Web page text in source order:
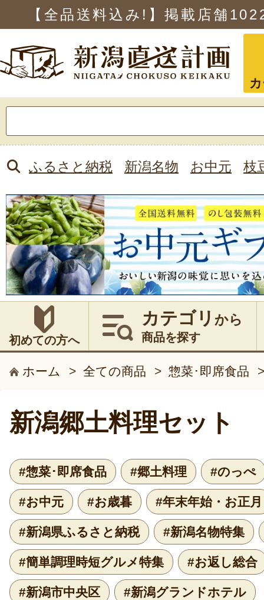
【全品送料込み!】掲載店舗
索:
ふるさと納税 新潟名物 お中元 枝
初めての方へ
カテゴリ から
商品を探す
ホーム > 全ての商品 > 惣菜･即席食品
新潟郷土料理セット
#惣菜･即席食品 #郷土料理 #のっぺ
#お中元 #お歳暮 #年末年始・お正月
#新潟県ふるさと納税 #新潟名物特集
#簡単調理時短グルメ特集 #お返し総合
#新潟市中央区 #新潟グランドホテル